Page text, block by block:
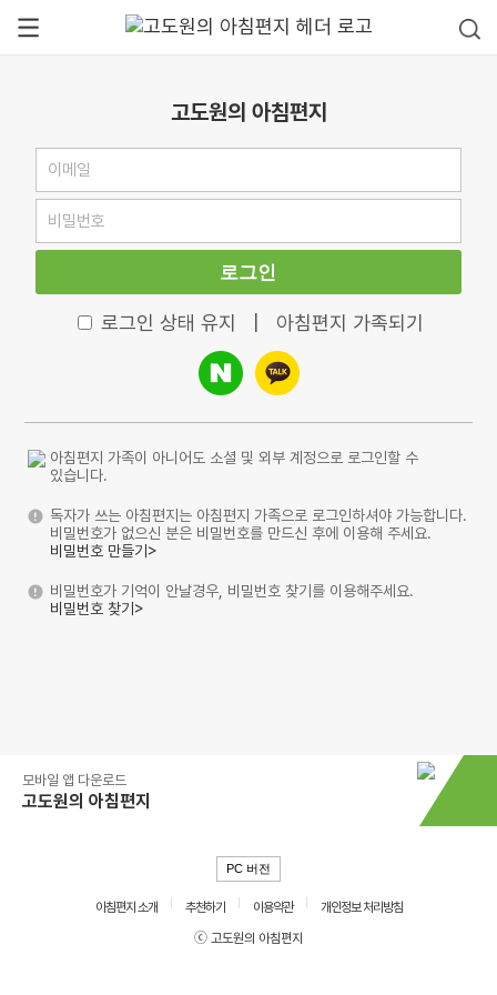
고도원의 아침편지
로그인
로그인 상태 유지 아침편지 가족되기
아침편지 가족이 아니어도 소셜 및 외부 계정으로 로그인할 수
있습니다.
독자가 쓰는 아침편지는 아침편지 가족으로 로그인하셔야 가능합니다.
비밀번호가 없으신 분은 비밀번호를 만드신 후에 이용해 주세요.
비밀번호 만들기>
비밀번호가 기억이 안날경우, 비밀번호 찾기를 이용해주세요.
비밀번호 찾기>
모바일 앱 다운로드
고도원의 아침편지
PC 버전
아침편지 소개 추천하기 이용약관
개인정보 처리방침
ⓒ 고도원의 아침편지